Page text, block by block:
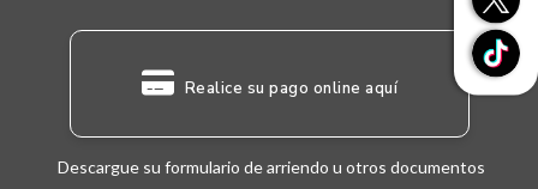
Realice su pago online aquí
Descargue su formulario de arriendo u otros documentos